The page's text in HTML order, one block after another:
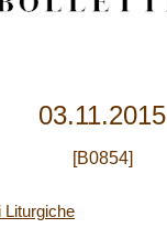
03.11.2015
[B0854]
Liturgiche